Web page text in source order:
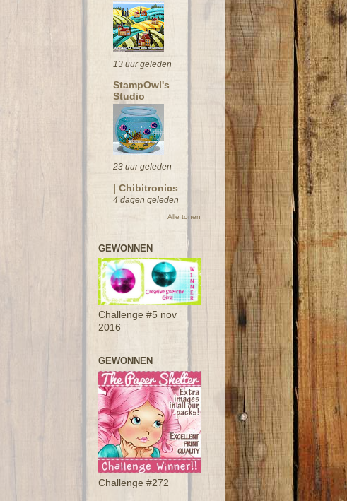
13 uur geleden
StampOwl's
Studio
23 uur geleden
| Chibitronics
4 dagen geleden
Alle tonen
GEWONNEN
Challenge #5 nov
2016
GEWONNEN
Challenge #272